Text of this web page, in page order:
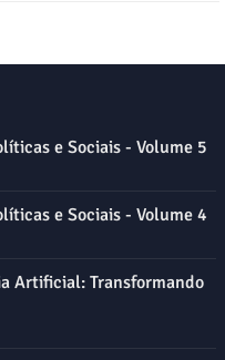
e Sociais - Volume 5
e Sociais - Volume 4
Artificial: Transformando